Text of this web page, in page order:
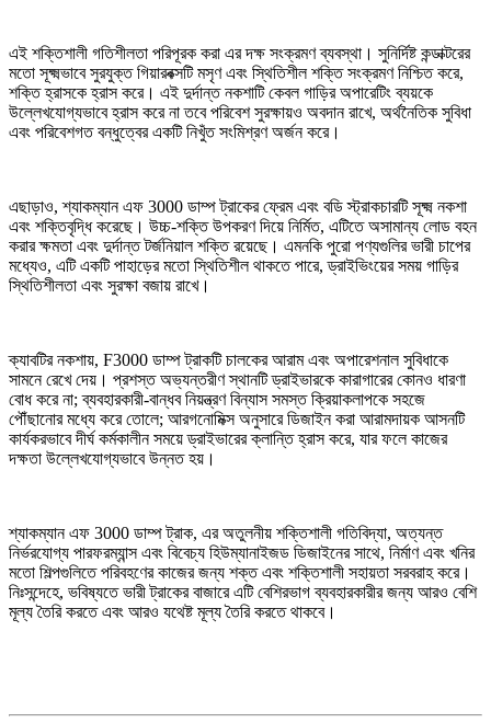
এই শক্তিশালী গতিশীলতা পরিপূরক করা এর দক্ষ সংক্রমণ ব্যবস্থা। সুনির্দিষ্ট কন্ডাক্টরের
মতো সূক্ষ্মভাবে সুরযুক্ত গিয়ারবক্সটি মসৃণ এবং স্থিতিশীল শক্তি সংক্রমণ নিশ্চিত করে,
শক্তি হ্রাসকে হ্রাস করে। এই দুর্দান্ত নকশাটি কেবল গাড়ির অপারেটিং ব্যয়কে
উল্লেখযোগ্যভাবে হ্রাস করে না তবে পরিবেশ সুরক্ষায়ও অবদান রাখে, অর্থনৈতিক সুবিধা
এবং পরিবেশগত বন্ধুত্বের একটি নিখুঁত সংমিশ্রণ অর্জন করে।
এছাড়াও, শ্যাকম্যান এফ 3000 ডাম্প ট্রাকের ফ্রেম এবং বডি স্ট্রাকচারটি সূক্ষ্ম নকশা
এবং শক্তিবৃদ্ধি করেছে। উচ্চ-শক্তি উপকরণ দিয়ে নির্মিত, এটিতে অসামান্য লোড বহন
করার ক্ষমতা এবং দুর্দান্ত টর্জনিয়াল শক্তি রয়েছে। এমনকি পুরো পণ্যগুলির ভারী চাপের
মধ্যেও, এটি একটি পাহাড়ের মতো স্থিতিশীল থাকতে পারে, ড্রাইভিংয়ের সময় গাড়ির
স্থিতিশীলতা এবং সুরক্ষা বজায় রাখে।
ক্যাবটির নকশায়, F3000 ডাম্প ট্রাকটি চালকের আরাম এবং অপারেশনাল সুবিধাকে
সামনে রেখে দেয়। প্রশস্ত অভ্যন্তরীণ স্থানটি ড্রাইভারকে কারাগারের কোনও ধারণা
বোধ করে না; ব্যবহারকারী-বান্ধব নিয়ন্ত্রণ বিন্যাস সমস্ত ক্রিয়াকলাপকে সহজে
পৌঁছানোর মধ্যে করে তোলে; আরগনোমিক্স অনুসারে ডিজাইন করা আরামদায়ক আসনটি
কার্যকরভাবে দীর্ঘ কর্মকালীন সময়ে ড্রাইভারের ক্লান্তি হ্রাস করে, যার ফলে কাজের
দক্ষতা উল্লেখযোগ্যভাবে উন্নত হয়।
শ্যাকম্যান এফ 3000 ডাম্প ট্রাক, এর অতুলনীয় শক্তিশালী গতিবিদ্যা, অত্যন্ত
নির্ভরযোগ্য পারফরম্যান্স এবং বিবেচ্য হিউম্যানাইজড ডিজাইনের সাথে, নির্মাণ এবং খনির
মতো শিল্পগুলিতে পরিবহণের কাজের জন্য শক্ত এবং শক্তিশালী সহায়তা সরবরাহ করে।
নিঃসন্দেহে, ভবিষ্যতে ভারী ট্রাকের বাজারে এটি বেশিরভাগ ব্যবহারকারীর জন্য আরও বেশি
মূল্য তৈরি করতে এবং আরও যথেষ্ট মূল্য তৈরি করতে থাকবে।